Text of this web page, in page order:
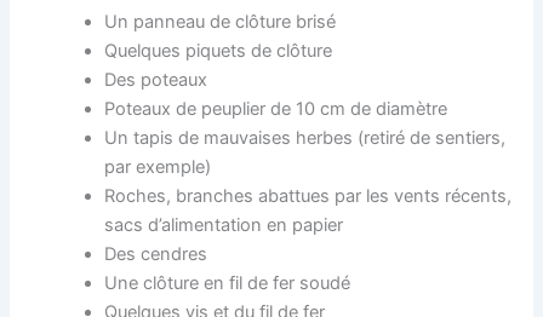
Un panneau de clôture brisé
Quelques piquets de clôture
Des poteaux
Poteaux de peuplier de 10 cm de diamètre
Un tapis de mauvaises herbes (retiré de sentiers,
par exemple)
Roches, branches abattues par les vents récents,
sacs d’alimentation en papier
Des cendres
Une clôture en fil de fer soudé
Quelques vis et du fil de fer